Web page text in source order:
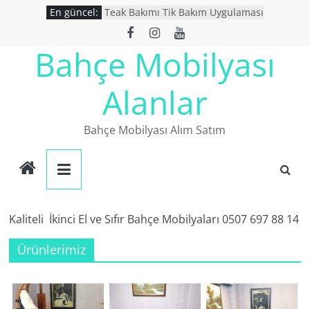
En güncel: Teak Bakımı Tik Bakım Uygulaması
Bahçe Mobilyası Yıkanır Mı ?
İkinci El Bahçe Mobilyaları
İkinci El Eşya Alanlar
Ucuz Bahçe mobilyaları
Bahçe Mobilyası
Alanlar
Bahçe Mobilyası Alım Satım
Kaliteli İkinci El ve Sıfır Bahçe Mobilyaları 0507 697 88 14
Ürünlerimiz